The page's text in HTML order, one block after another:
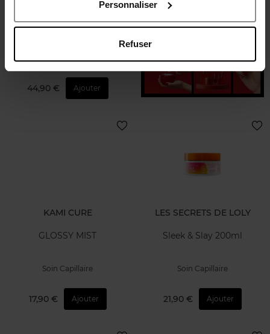
Personnaliser
Refuser
VITALITY SHOT
44,90 € Ajouter
KAMI CURE
GLOSSY MIST
Soin Capillaire
17,90 € Ajouter
LES SECRETS DE LOLY
Sleek & Slay 200ml
Soin Capillaire
21,90 € Ajouter